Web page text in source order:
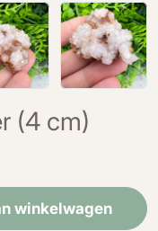
(4 cm)
Roze
voor Roze
winkelwagen